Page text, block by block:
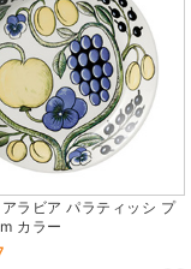
アラビア パラティッシ プ
カラー